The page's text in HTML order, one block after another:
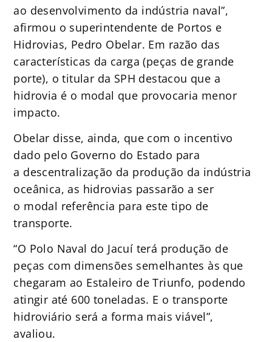
ao desenvolvimento da indústria naval”,
afirmou o superintendente de Portos e
Hidrovias, Pedro Obelar. Em razão das
características da carga (peças de grande
porte), o titular da SPH destacou que a
hidrovia é o modal que provocaria menor
impacto.
Obelar disse, ainda, que com o incentivo
dado pelo Governo do Estado para
a descentralização da produção da indústria
oceânica, as hidrovias passarão a ser
o modal referência para este tipo de
transporte.
“O Polo Naval do Jacuí terá produção de
peças com dimensões semelhantes às que
chegaram ao Estaleiro de Triunfo, podendo
atingir até 600 toneladas. E o transporte
hidroviário será a forma mais viável”,
avaliou.